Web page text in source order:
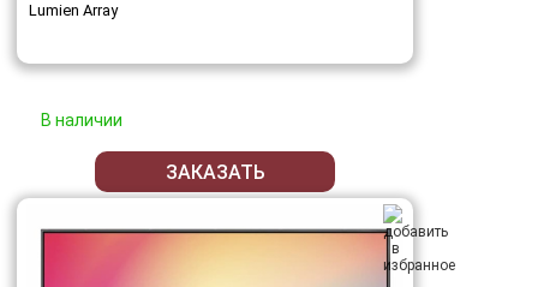
Lumien Array
В наличии
ЗАКАЗАТЬ